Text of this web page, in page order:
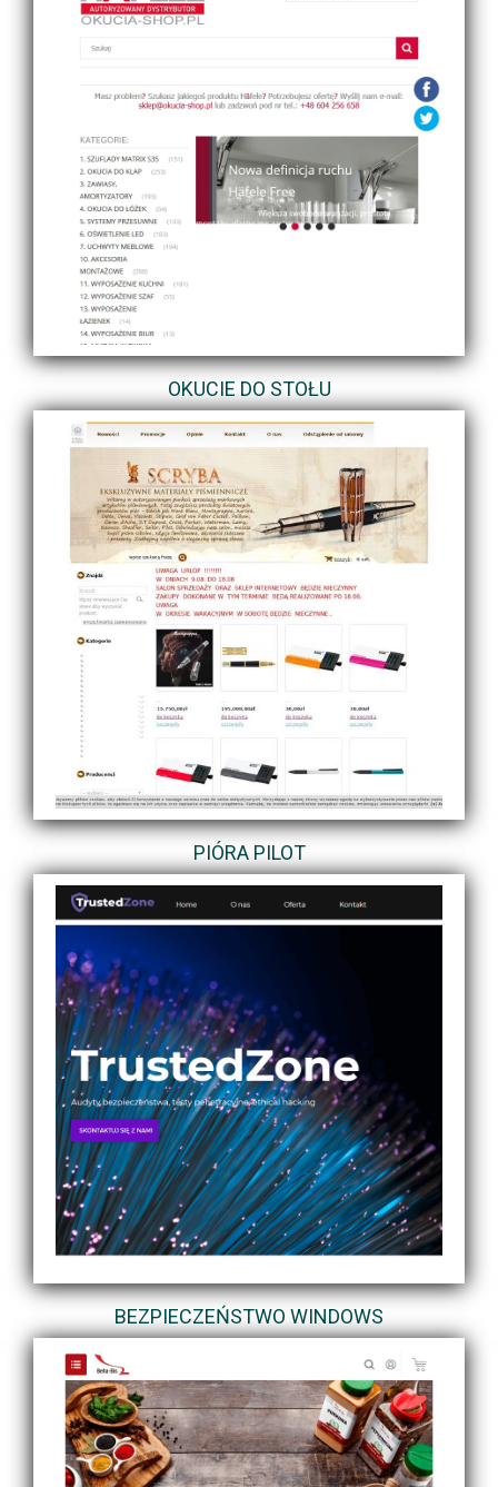
OKUCIE DO STOŁU
PIÓRA PILOT
BEZPIECZEŃSTWO WINDOWS